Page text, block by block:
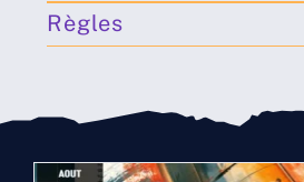
Règles